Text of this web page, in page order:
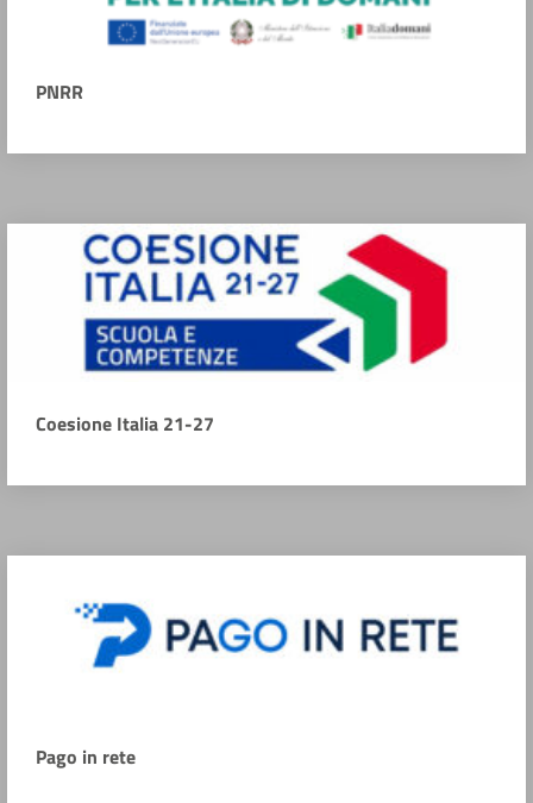
PNRR
Coesione Italia 21-27
Pago in rete